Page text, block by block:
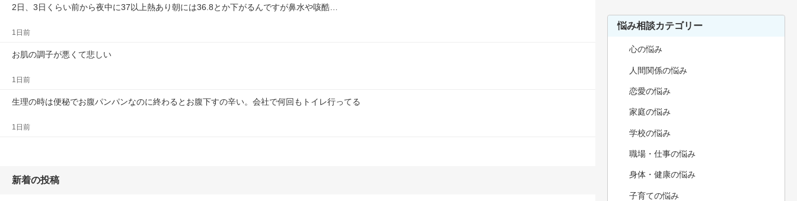
2日、3日くらい前から夜中に37以上熱あり朝には36.8とか下がるんですが鼻水や咳酷…
1日前
お肌の調子が悪くて悲しい
1日前
生理の時は便秘でお腹パンパンなのに終わるとお腹下すの辛い。会社で何回もトイレ行ってる
1日前
新着の投稿
悩み相談カテゴリー
心の悩み
人間関係の悩み
恋愛の悩み
家庭の悩み
学校の悩み
職場・仕事の悩み
身体・健康の悩み
子育ての悩み